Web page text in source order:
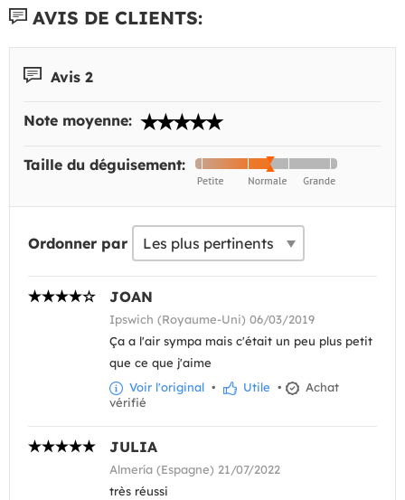
AVIS DE CLIENTS:
Avis 2
Note moyenne:
Taille du déguisement:
Ordonner par
JOAN
Ipswich (Royaume-Uni) 06/03/2019
Ça a l'air sympa mais c'était un peu plus petit
que ce que j'aime
Voir l'original • Utile •
Achat
vérifié
JULIA
Almería (Espagne) 21/07/2022
très réussi